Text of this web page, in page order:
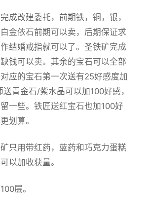
成改建委托，前期铁，铜，银，
金依石前期可以卖，后期保证求
结婚戒指就可以了。圣铁矿完成
钱可以卖。其余的宝石可以全部
应的宝石第一次送有25好感度加
青金石/紫水晶可以加100好感，
一些。铁匠送红宝石也加100好
划算。
只用带红药，蓝药和巧克力蛋糕
以加收获量。
层。